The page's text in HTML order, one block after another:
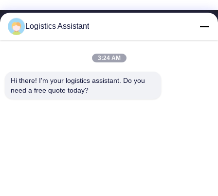
Logistics Assistant
3:24 AM
Hi there! I'm your logistics assistant. Do you
need a free quote today?